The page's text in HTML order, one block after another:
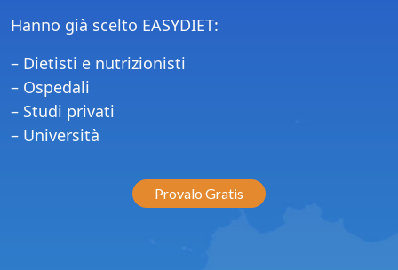
Hanno già scelto EASYDIET:
– Dietisti e nutrizionisti
– Ospedali
– Studi privati
– Università
Provalo Gratis